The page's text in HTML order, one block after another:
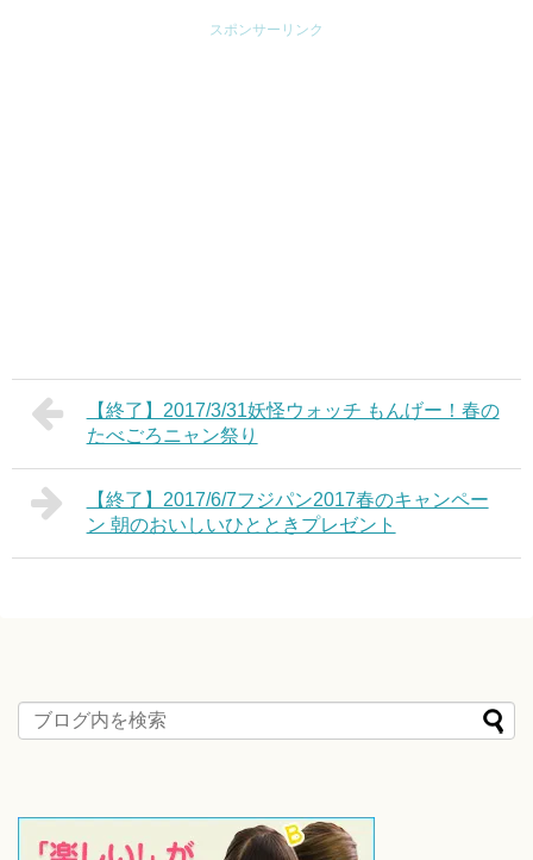
スポンサーリンク
【終了】2017/3/31妖怪ウォッチ もんげー！春の
たべごろニャン祭り
【終了】2017/6/7フジパン2017春のキャンペー
ン 朝のおいしいひとときプレゼント